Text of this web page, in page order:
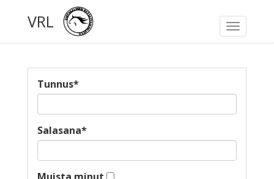
Toggle
VRL
Tunnus*
Salasana*